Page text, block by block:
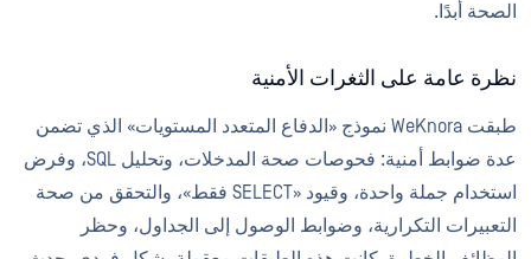
الصحة أبدًا.
نظرة عامة على الثغرات الأمنية
طبقت WeKnora نموذج «الدفاع المتعدد المستويات» الذي تضمن
عدة ضوابط أمنية: فحوصات صحة المدخلات، وتحليل SQL، وفرض
استخدام جملة واحدة، وقيود «SELECT فقط»، والتحقق من صحة
التعبيرات التكرارية، وضوابط الوصول إلى الجداول، وحظر